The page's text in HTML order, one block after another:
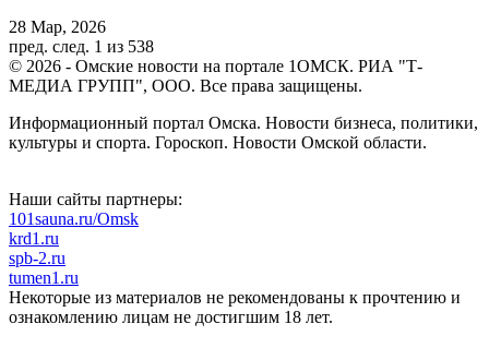
28 Мар, 2026
пред. след. 1 из 538
© 2026 - Омские новости на портале 1ОМСК. РИА "Т-
МЕДИА ГРУПП", ООО. Все права защищены.
Информационный портал Омска. Новости бизнеса, политики,
культуры и спорта. Гороскоп. Новости Омской области.
Наши сайты партнеры:
101sauna.ru/Omsk
krd1.ru
spb-2.ru
tumen1.ru
Некоторые из материалов не рекомендованы к прочтению и
ознакомлению лицам не достигшим 18 лет.